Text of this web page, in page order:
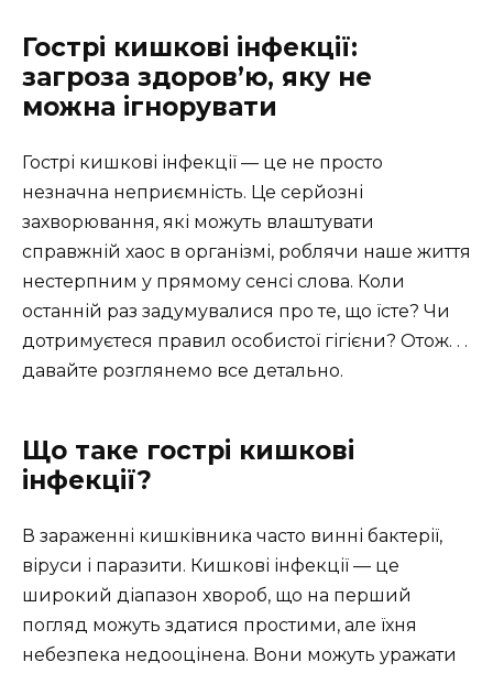
Гострі кишкові інфекції:
загроза здоров’ю, яку не
можна ігнорувати
Гострі кишкові інфекції — це не просто
незначна неприємність. Це серйозні
захворювання, які можуть влаштувати
справжній хаос в організмі, роблячи наше життя
нестерпним у прямому сенсі слова. Коли
останній раз задумувалися про те, що їсте? Чи
дотримуєтеся правил особистої гігієни? Отож. . .
давайте розглянемо все детально.
Що таке гострі кишкові
інфекції?
В зараженні кишківника часто винні бактерії,
віруси і паразити. Кишкові інфекції — це
широкий діапазон хвороб, що на перший
погляд можуть здатися простими, але їхня
небезпека недооцінена. Вони можуть уражати